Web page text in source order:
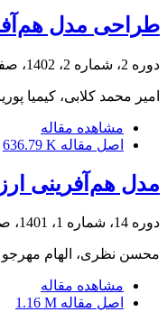
طراحی مدل
دوره 2، شماره 2، 1402، صفحه
امیر محمد کلابی، کیمیا
مشاهده مقاله
اصل مقاله 636.79 K
مدل هم‌آفرینی
دوره 14، شماره 1، 1401، صفحه
محسن نظری، الهام مهرجو
مشاهده مقاله
اصل مقاله 1.16 M